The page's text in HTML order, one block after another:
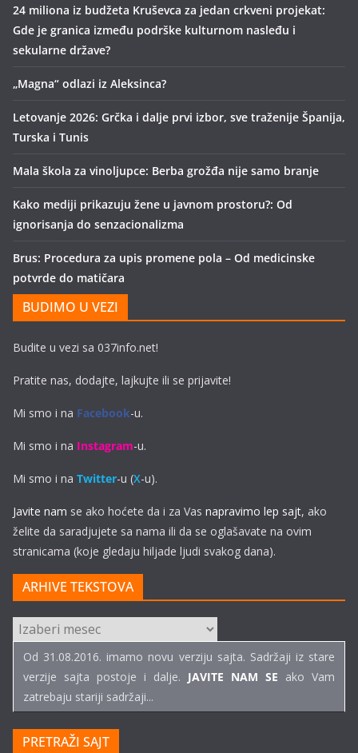
24 miliona iz budžeta Kruševca za jedan crkveni projekat:
Gde je granica između podrške kulturnom nasleđu i
sekularne države?
„Magna“ odlazi iz Aleksinca?
Letovanje 2026: Grčka i dalje prvi izbor, sve traženije Španija,
Turska i Tunis
Mala škola za vinoljupce: Berba grožđa nije samo branje
Kako mediji prikazuju žene u javnom prostoru?: Od
ignorisanja do senzacionalizma
Brus: Procedura za upis promene pola – Od medicinske
potvrde do matičara
BUDIMO U VEZI
Budite u vezi sa 037info.net!
Pratite nas, dodajte, lajkujte ili se prijavite!
Mi smo i na Facebook-u.
Mi smo i na Instagram-u.
Mi smo i na Twitter-u (X-u).
Javite nam se ako hoćete da i za Vas napravimo lep sajt, ako
želite da saradjujete sa nama ili da se oglašavate na ovim
stranicama (koje gledaju hiljade ljudi svakog dana).
ARHIVE TEKSTOVA
ARHIVE
TEKSTOVA
Od 31.08.2016. imamo novu verziju sajta. Sadržaji iz stare
verzije sajta postoje i dalje. JAVITE NAM SE ako Vam
zatrebaju stariji sadržaji...
PRETRAŽI SAJT